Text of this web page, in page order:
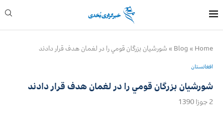
Home
»
Blog
» شورشيان بزرگان قومي را در لغمان هدف قرار دادند
افغانستان
شورشيان بزرگان قومي را در لغمان هدف قرار دادند
2 جوزا 1390